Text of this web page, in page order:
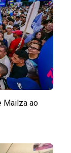
Mailza ao